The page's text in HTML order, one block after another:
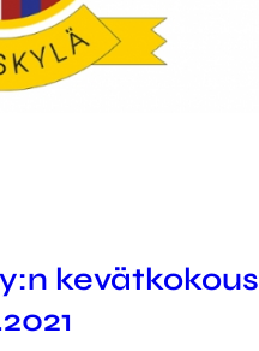
kevätkokous